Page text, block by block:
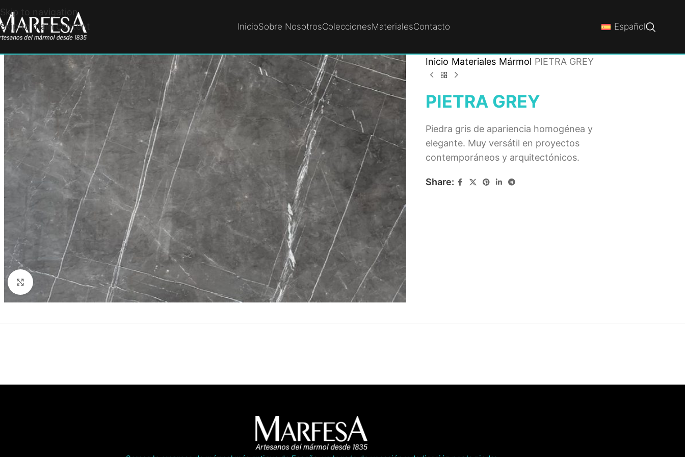
Skip to navigation
Skip to main content
InicioSobre NosotrosColeccionesMaterialesContacto Español
Click to enlarge
Inicio Materiales Mármol PIETRA GREY
PIETRA GREY
Piedra gris de apariencia homogénea y
elegante. Muy versátil en proyectos
contemporáneos y arquitectónicos.
Share: